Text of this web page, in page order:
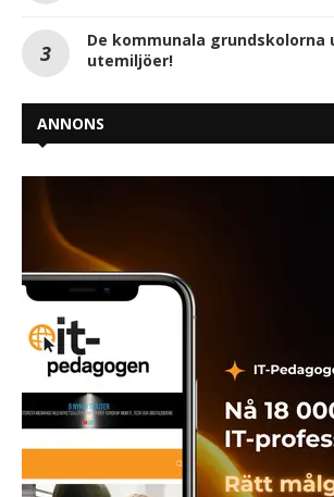
De kommunala grundskolorna
utemiljöer!
ANNONS